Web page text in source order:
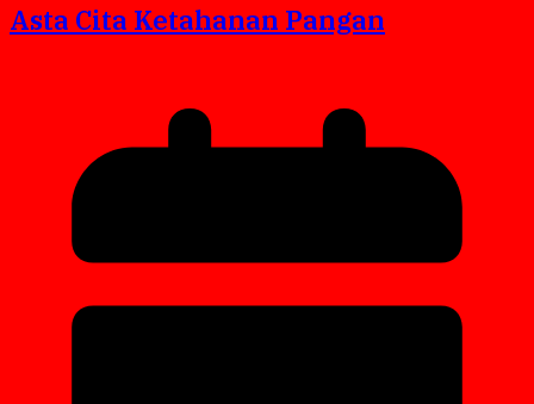
Asta Cita Ketahanan Pangan